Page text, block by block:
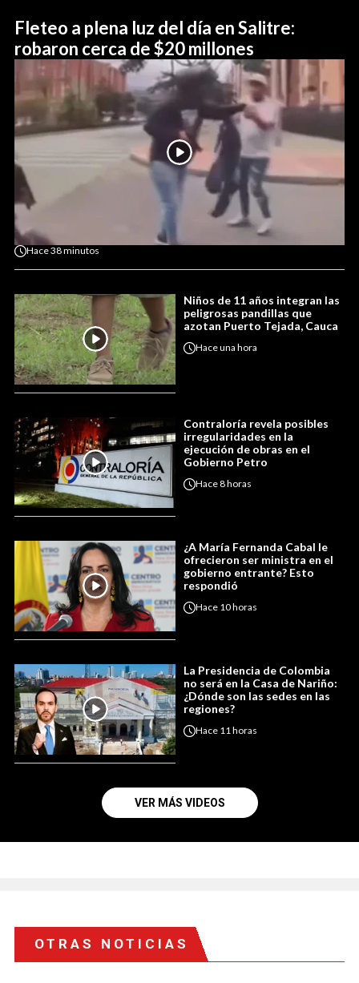
Fleteo a plena luz del día en Salitre:
robaron cerca de $20 millones
Hace38 minutos
Niños de 11 años integran las
peligrosas pandillas que
azotan Puerto Tejada, Cauca
Haceuna hora
Contraloría revela posibles
irregularidades en la
ejecución de obras en el
Gobierno Petro
Hace8 horas
¿A María Fernanda Cabal le
ofrecieron ser ministra en el
gobierno entrante? Esto
respondió
Hace 10 horas
La Presidencia de Colombia
no será en la Casa de Nariño:
¿Dónde son las sedes en las
regiones?
Hace 11 horas
VER MÁS VIDEOS
OTRAS NOTICIAS